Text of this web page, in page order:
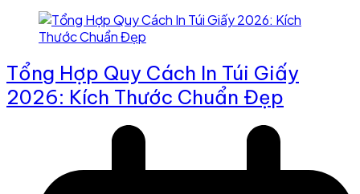
Tổng Hợp Quy Cách In Túi Giấy
2026: Kích Thước Chuẩn Đẹp